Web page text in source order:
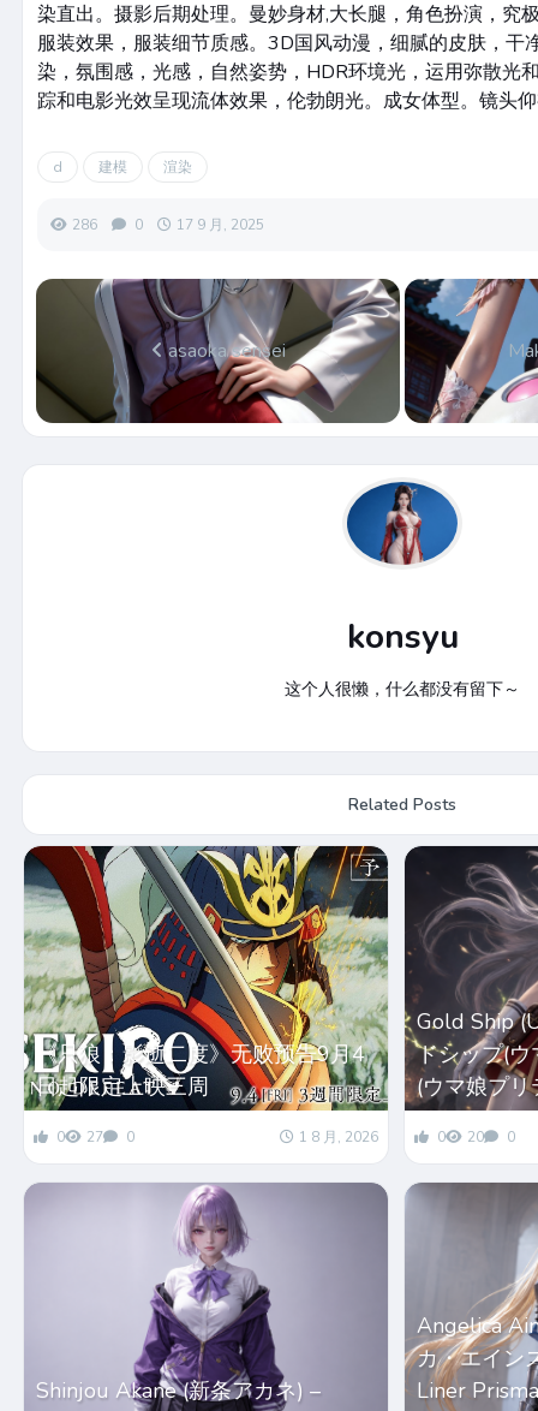
染直出。摄影后期处理。曼妙身材,大长腿，角色扮演，究
服装效果，服装细节质感。3D国风动漫，细腻的皮肤，干
染，氛围感，光感，自然姿势，HDR环境光，运用弥散光
踪和电影光效呈现流体效果，伦勃朗光。成女体型。镜头
d 建模 渲染
286 0 17 9 月, 2025
asaoka sensei
konsyu
这个人很懒，什么都没有留下～
Related Posts
《只狼：影逝二度》无败预告9月4
日起限定上映三周
0 27 0 1 8 月, 2026
Gold Ship
ドシップ(
(ウマ娘プ
0 20 0
Shinjou Akane (新条アカネ) –
Angelica
カ・エイン
Liner